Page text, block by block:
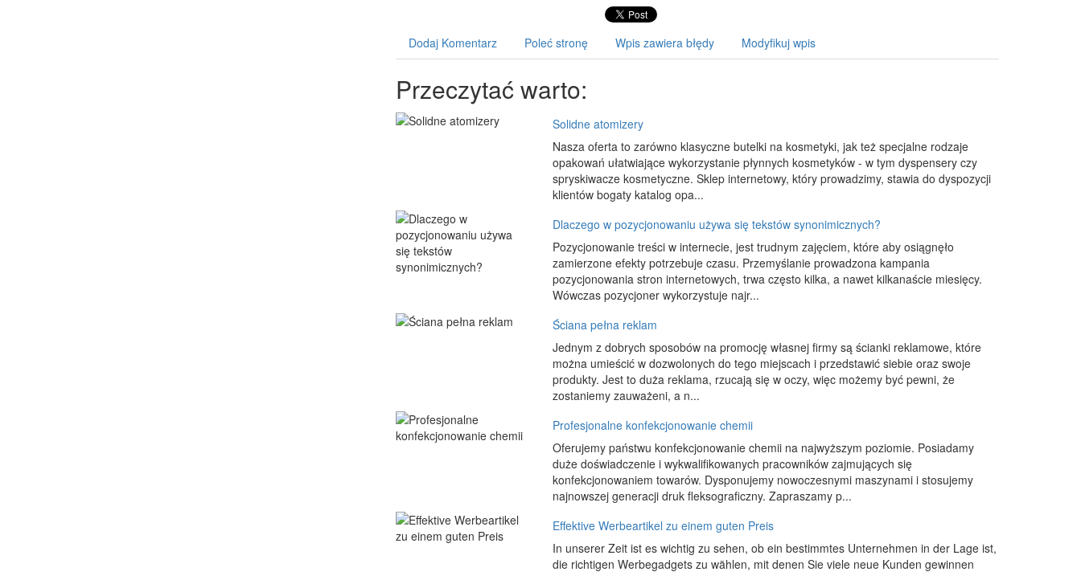
Dodaj Komentarz Poleć stronę Wpis zawiera błędy Modyfikuj wpis
Przeczytać warto:
Solidne atomizery
Nasza oferta to zarówno klasyczne butelki na kosmetyki, jak też specjalne rodzaje
opakowań ułatwiające wykorzystanie płynnych kosmetyków - w tym dyspensery czy
spryskiwacze kosmetyczne. Sklep internetowy, który prowadzimy, stawia do dyspozycji
klientów bogaty katalog opa...
Dlaczego w pozycjonowaniu używa się tekstów synonimicznych?
Pozycjonowanie treści w internecie, jest trudnym zajęciem, które aby osiągnęło
zamierzone efekty potrzebuje czasu. Przemyślanie prowadzona kampania
pozycjonowania stron internetowych, trwa często kilka, a nawet kilkanaście miesięcy.
Wówczas pozycjoner wykorzystuje najr...
Ściana pełna reklam
Jednym z dobrych sposobów na promocję własnej firmy są ścianki reklamowe, które
można umieścić w dozwolonych do tego miejscach i przedstawić siebie oraz swoje
produkty. Jest to duża reklama, rzucają się w oczy, więc możemy być pewni, że
zostaniemy zauważeni, a n...
Profesjonalne konfekcjonowanie chemii
Oferujemy państwu konfekcjonowanie chemii na najwyższym poziomie. Posiadamy
duże doświadczenie i wykwalifikowanych pracowników zajmujących się
konfekcjonowaniem towarów. Dysponujemy nowoczesnymi maszynami i stosujemy
najnowszej generacji druk fleksograficzny. Zapraszamy p...
Effektive Werbeartikel zu einem guten Preis
In unserer Zeit ist es wichtig zu sehen, ob ein bestimmtes Unternehmen in der Lage ist,
die richtigen Werbegadgets zu wählen, mit denen Sie viele neue Kunden gewinnen